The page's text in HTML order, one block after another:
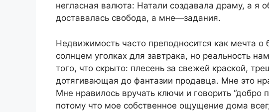
негласная валюта: Натали создавала драму, а я
доставалась свобода, а мне—задания.
Недвижимость часто преподносится как мечта о
солнцем уголках для завтрака, но реальность
того, что скрыто: плесень за свежей краской,
дотягивающая до фантазии продавца. Мне это
Мне нравилось вручать ключи и говорить “добро
потому что мое собственное ощущение дома